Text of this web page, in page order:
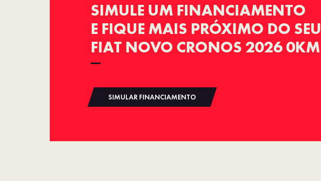
SIMULE UM FINANCIAMENTO
E FIQUE MAIS PRÓXIMO DO SEU
FIAT NOVO CRONOS 2026 0KM
SIMULAR FINANCIAMENTO